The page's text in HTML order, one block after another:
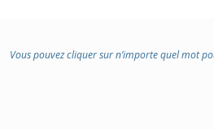
Vous pouvez cliquer sur n’importe quel mot